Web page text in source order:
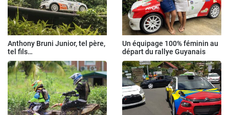
Anthony Bruni Junior, tel père,
tel fils…
Un équipage 100% féminin au
départ du rallye Guyanais